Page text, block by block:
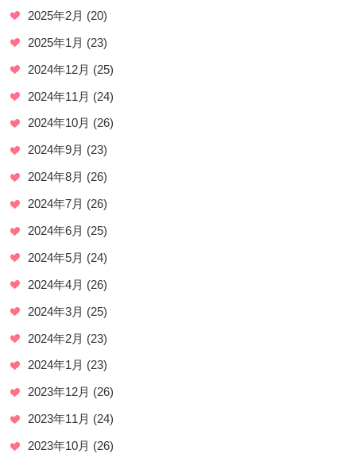
2025年2月 (20)
2025年1月 (23)
2024年12月 (25)
2024年11月 (24)
2024年10月 (26)
2024年9月 (23)
2024年8月 (26)
2024年7月 (26)
2024年6月 (25)
2024年5月 (24)
2024年4月 (26)
2024年3月 (25)
2024年2月 (23)
2024年1月 (23)
2023年12月 (26)
2023年11月 (24)
2023年10月 (26)